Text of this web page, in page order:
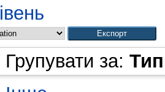
Групувати за: